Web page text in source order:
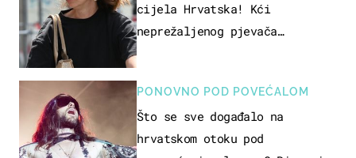
cijela Hrvatska! Kći
neprežaljenog pjevača
PONOVNO POD POVEĆALOM
Što se sve događalo na
hrvatskom otoku pod